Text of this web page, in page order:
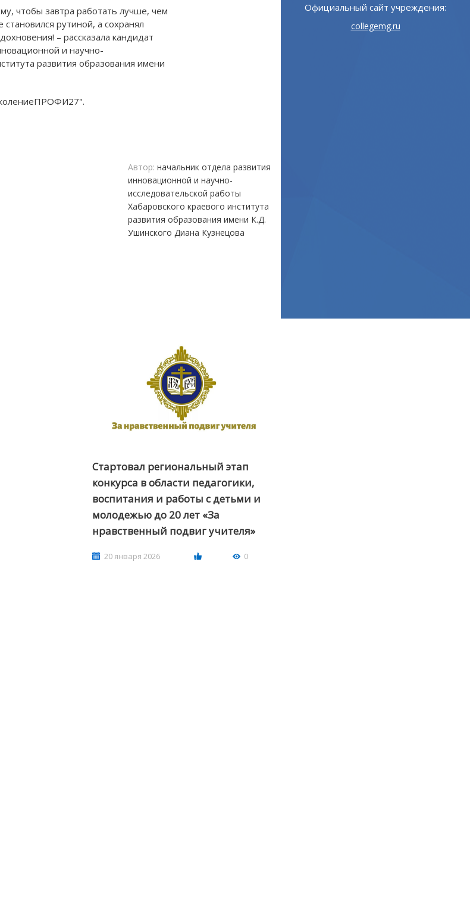
учреждения: Официальный сайт учреждения: Официальный сайт учреждения:
collegemg.ru
чтобы завтра работать лучше, чем
рутиной, а сохранял
– рассказала кандидат
и научно-
развития образования имени
Автор: начальник отдела развития
инновационной и научно-
исследовательской работы
Хабаровского краевого института
развития образования имени К.Д.
Ушинского Диана Кузнецова
Стартовал региональный этап
конкурса в области педагогики,
воспитания и работы с детьми и
молодежью до 20 лет «За
нравственный подвиг учителя»
20 января 2026 0